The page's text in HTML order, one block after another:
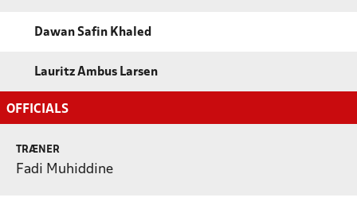
Dawan Safin Khaled
Lauritz Ambus Larsen
OFFICIALS
TRÆNER
Fadi Muhiddine